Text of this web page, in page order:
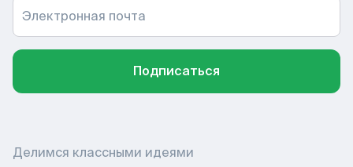
Электронная почта
Подписаться
Делимся классными идеями